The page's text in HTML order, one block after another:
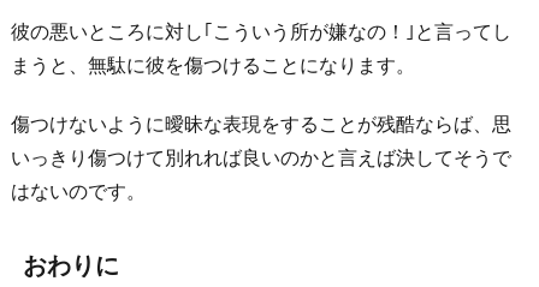
彼の悪いところに対し｢こういう所が嫌なの！｣と言ってし
まうと、無駄に彼を傷つけることになります。
傷つけないように曖昧な表現をすることが残酷ならば、思
いっきり傷つけて別れれば良いのかと言えば決してそうで
はないのです。
おわりに